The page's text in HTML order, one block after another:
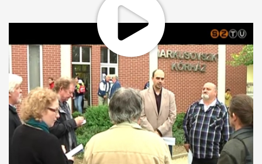
György István, a bűnmegelőzési bizottság LMP-s tagja
elmondta: a férfit a kórterme közelében, néhány helyiséggel
odébb találták meg, két napig feküdt a padlón úgy, hogy senki
nem vette észre. Közben a család és a polgárőrség
keresőcsapatot szervezett, amely a várost járta. Horváth
Zoltán képviselő szerint ez az eset is mutatja, mennyire
rossz állapotban van a magyar egészségügy, sem a személyi,
sem az anyagi feltételek nem megfelelőek. Mint mondták:
várják a belső vizsgálat ereményét, amely tudomásuk szerint
a héten indult a kórházban.